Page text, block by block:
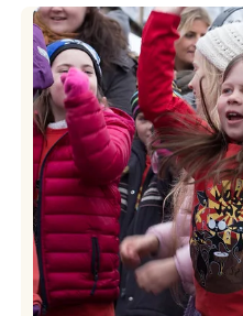
2026
–
Ingunn van Etten